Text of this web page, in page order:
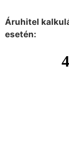
Áruhitel
esetén: